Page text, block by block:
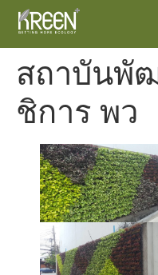
ผ
โค
สถาบันพั
ชิการ พว